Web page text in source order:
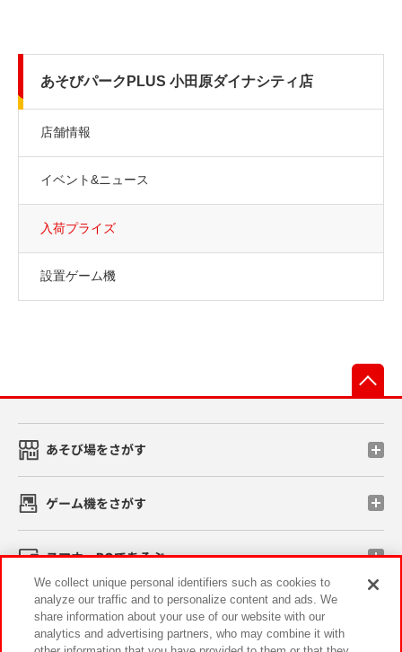
あそびパークPLUS 小田原ダイナシティ店
店舗情報
イベント&ニュース
入荷プライズ
設置ゲーム機
あそび場をさがす
ゲーム機をさがす
スマホ・PCであそぶ
イベント・キャンペーン
We collect unique personal identifiers such as cookies to
analyze our traffic and to personalize content and ads. We
share information about your use of our website with our
analytics and advertising partners, who may combine it with